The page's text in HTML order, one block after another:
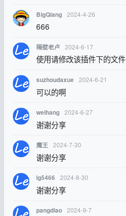
BigQiang 2024-4-26
666
隔壁老卢 2024-6-17
使用请修改该插件下的文件
suzhoudaxue 2024-6-21
可以的啊
weihang 2024-6-27
谢谢分享
魔王 2024-7-30
谢谢分享
lg5466 2024-8-30
谢谢分享
pangdiao 2024-9-7